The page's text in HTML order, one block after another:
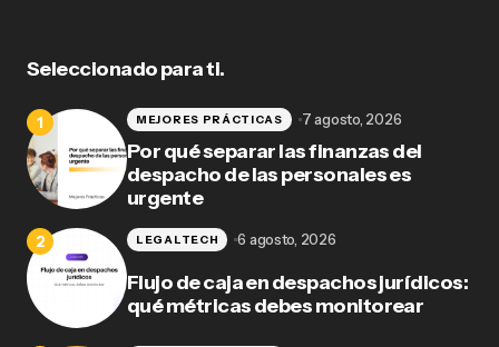
Seleccionado para ti.
Por qué separar las finanzas del
despacho de las personales es
urgente
MEJORES PRÁCTICAS 7 agosto, 2026
Flujo de caja en despachos jurídicos:
qué métricas debes monitorear
LEGALTECH 6 agosto, 2026